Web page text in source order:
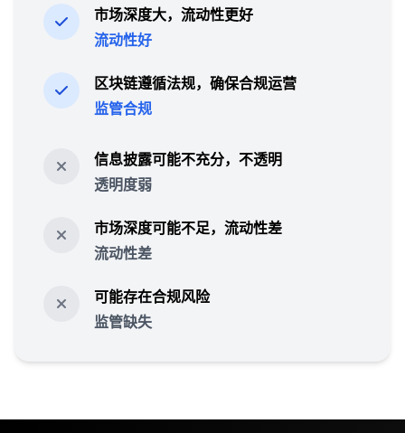
市场深度大，流动性更好
流动性好
区块链遵循法规，确保合规运营
监管合规
信息披露可能不充分，不透明
透明度弱
市场深度可能不足，流动性差
流动性差
可能存在合规风险
监管缺失